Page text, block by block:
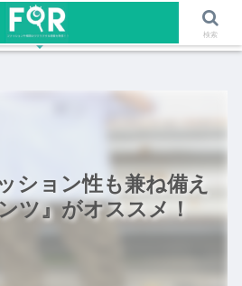
のワクワクする情報を発信！！
ション性も兼ね備え
ツ』がオススメ！
検索